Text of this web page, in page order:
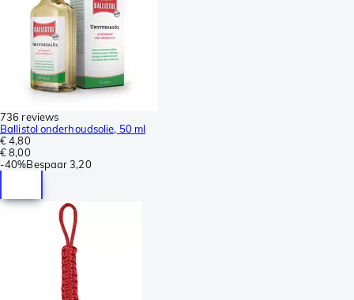
736 reviews
Ballistol onderhoudsolie, 50 ml
€ 4,80
€ 8,00
-40%Bespaar 3,20